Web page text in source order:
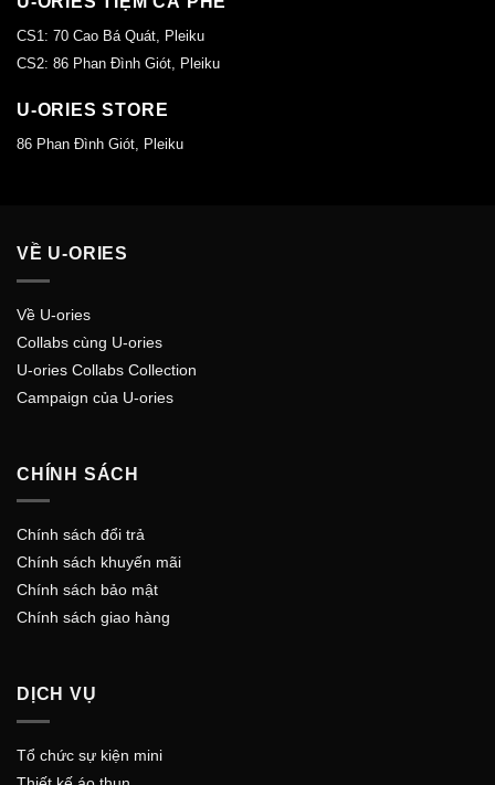
CS1: 70 Cao Bá Quát, Pleiku
CS2: 86 Phan Đình Giót, Pleiku
U-ORIES STORE
86 Phan Đình Giót, Pleiku
VỀ U-ORIES
Về U-ories
Collabs cùng U-ories
U-ories Collabs Collection
Campaign của U-ories
CHÍNH SÁCH
Chính sách đổi trả
Chính sách khuyến mãi
Chính sách bảo mật
Chính sách giao hàng
DỊCH VỤ
Tổ chức sự kiện mini